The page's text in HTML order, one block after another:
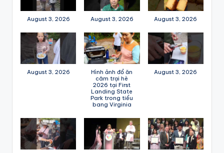
August 3, 2026 August 3, 2026 August 3, 2026
August 3, 2026
Hình ảnh đổ ăn
câm trại hè
2026 tại First
Landing State
Park trong tiểu
bang Virginia
August 3, 2026